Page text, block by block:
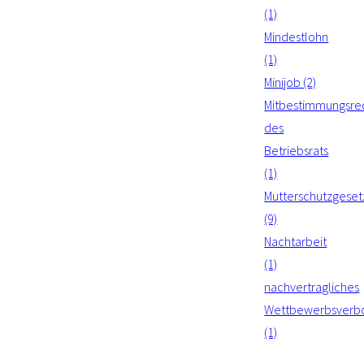
(1)
Mindestlohn
(1)
Minijob (2)
des
Betriebsrats
(1)
(9)
Nachtarbeit
(1)
nachvertragliches
(1)